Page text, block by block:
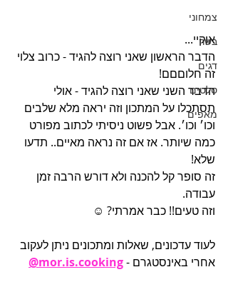
צמחוני
בשר
דגים
סלטים
מאפים
אוקיי...
הדבר הראשון שאני רוצה להגיד - כרוב צלוי
זה חלוםםם!
הדבר השני שאני רוצה להגיד - אולי
תסתכלו על המתכון וזה יראה מלא שלבים
וכו׳ וכו׳. אבל פשוט ניסיתי לכתוב מפורט
כמה שיותר. אז אם זה נראה מאיים.. תדעו
שלא!
זה סופר קל להכנה ולא דורש הרבה זמן
עבודה.
וזה טעים!! כבר אמרתי? ☺️
לעוד עדכונים, שאלות ומתכונים ניתן לעקוב
אחרי באינסטגרם - mor.is.cooking@